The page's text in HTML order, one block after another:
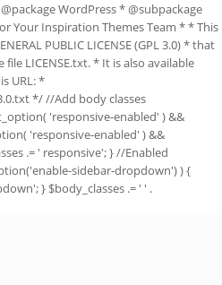
WordPress * @subpackage
Your Inspiration Themes Team * * This
PUBLIC LICENSE (GPL 3.0) * that
LICENSE.txt. * It is also available
URL: *
*/ //Add body classes
'responsive-enabled' ) &&
'responsive-enabled' ) &&
.= ' responsive'; } //Enabled
sidebar-dropdown') ) {
} $body_classes .= ' ' .